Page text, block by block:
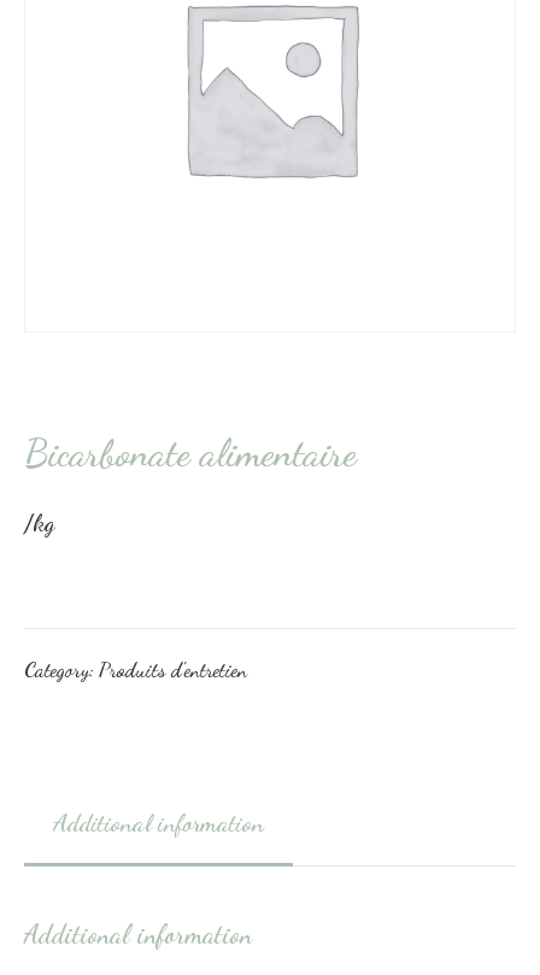
Bicarbonate alimentaire
/kg
Category: Produits d'entretien
Additional information
Additional information